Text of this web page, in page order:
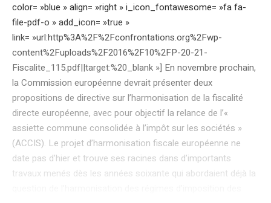
color= »blue » align= »right » i_icon_fontawesome= »fa fa-
file-pdf-o » add_icon= »true »
link= »url:http%3A%2F%2Fconfrontations.org%2Fwp-
content%2Fuploads%2F2016%2F10%2FP-20-21-
Fiscalite_115.pdf||target:%20_blank »] En novembre prochain,
la Commission européenne devrait présenter deux
propositions de directive sur l’harmonisation de la fiscalité
directe européenne, avec pour objectif la relance de l’«
assiette commune consolidée à l’impôt sur les sociétés »
(ACCIS). Le projet d’harmonisation fiscale européenne ne
date pas d’hier et trouve ses racines dans d’importants
travaux menés dès les années soixante qui abordaient déjà la